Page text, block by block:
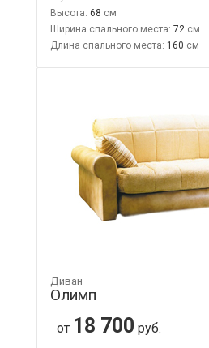
Высота: 68
Ширина спального места: 72
Длина спального места: 160
Диван
Олимп
от 18 700 руб.